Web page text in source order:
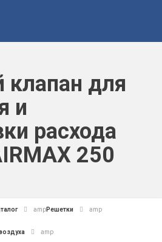
для
и
расхода
250
ampРешетки amp
amp